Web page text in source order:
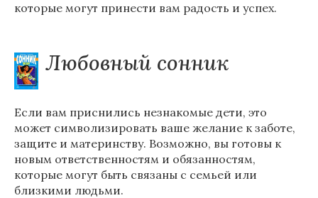
которые могут принести вам радость и успех.
Любовный сонник
Если вам приснились незнакомые дети, это
может символизировать ваше желание к заботе,
защите и материнству. Возможно, вы готовы к
новым ответственностям и обязанностям,
которые могут быть связаны с семьей или
близкими людьми.